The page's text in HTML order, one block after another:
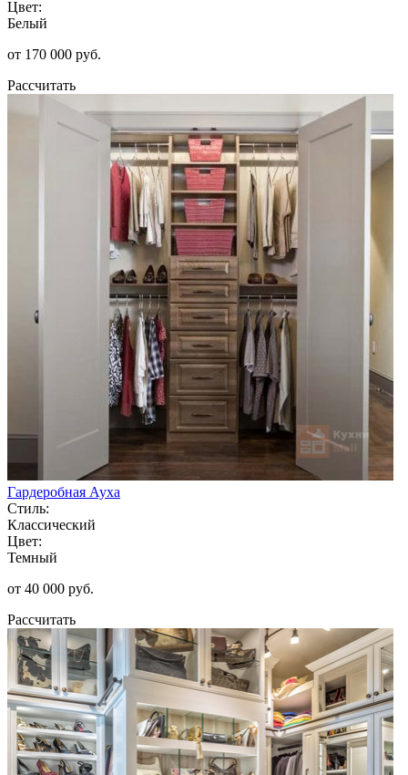
Цвет:
Белый
от 170 000 руб.
Рассчитать
Гардеробная Ауха
Стиль:
Классический
Цвет:
Темный
от 40 000 руб.
Рассчитать